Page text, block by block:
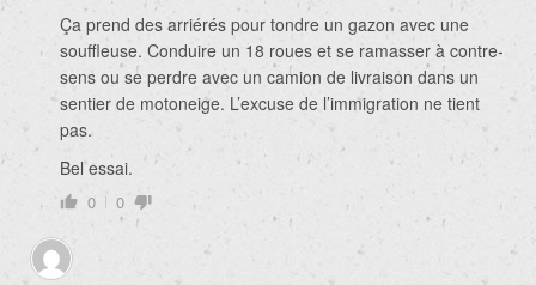
Ça prend des arriérés pour tondre un gazon avec une
souffleuse. Conduire un 18 roues et se ramasser à contre-
sens ou se perdre avec un camion de livraison dans un
sentier de motoneige. L’excuse de l’immigration ne tient
pas.
Bel essai.
0 0